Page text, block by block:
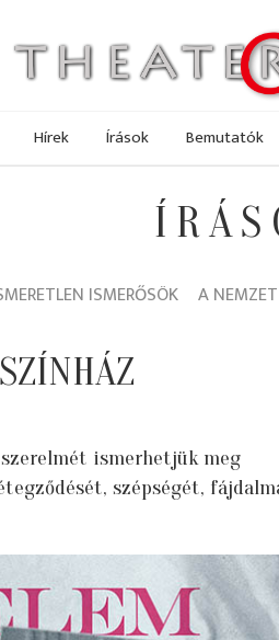
Hírek Írások Bemutatók
ISMERŐSÖK A
ismerhetjük meg
szépségét,